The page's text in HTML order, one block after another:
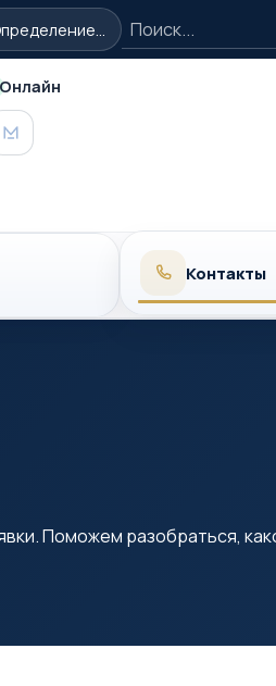
Поиск
Онлайн
MAX
Контакты
Поможем разобраться,